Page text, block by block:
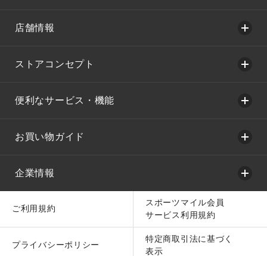
店舗情報
ストアコンセプト
便利なサービス・機能
お買い物ガイド
企業情報
ご利用規約
スポーツマイル会員
サービス利用規約
プライバシーポリシー
特定商取引法に基づく
表示